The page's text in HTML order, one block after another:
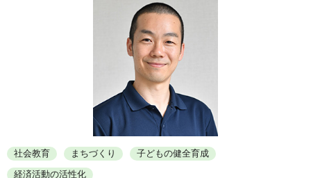
社会教育 まちづくり
子どもの健全育成
経済活動の活性化